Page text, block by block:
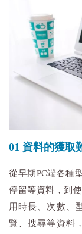
01 資料的獲取
從早期PC端各種
停留等資料，到
用時長、次數、
覽、搜尋等資料